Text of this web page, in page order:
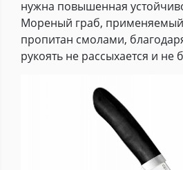
нужна повышенная
Мореный граб,
пропитан смолами,
рукоять не рассыхается и не